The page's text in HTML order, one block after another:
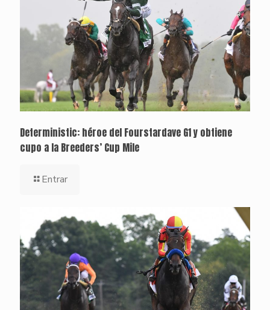
Deterministic: héroe del Fourstardave G1 y obtiene
cupo a la Breeders’ Cup Mile
Entrar